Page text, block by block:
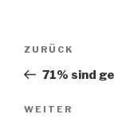
Vorheriger
Beitrag
ZURÜCK
71% sind
Nächster
WEITER